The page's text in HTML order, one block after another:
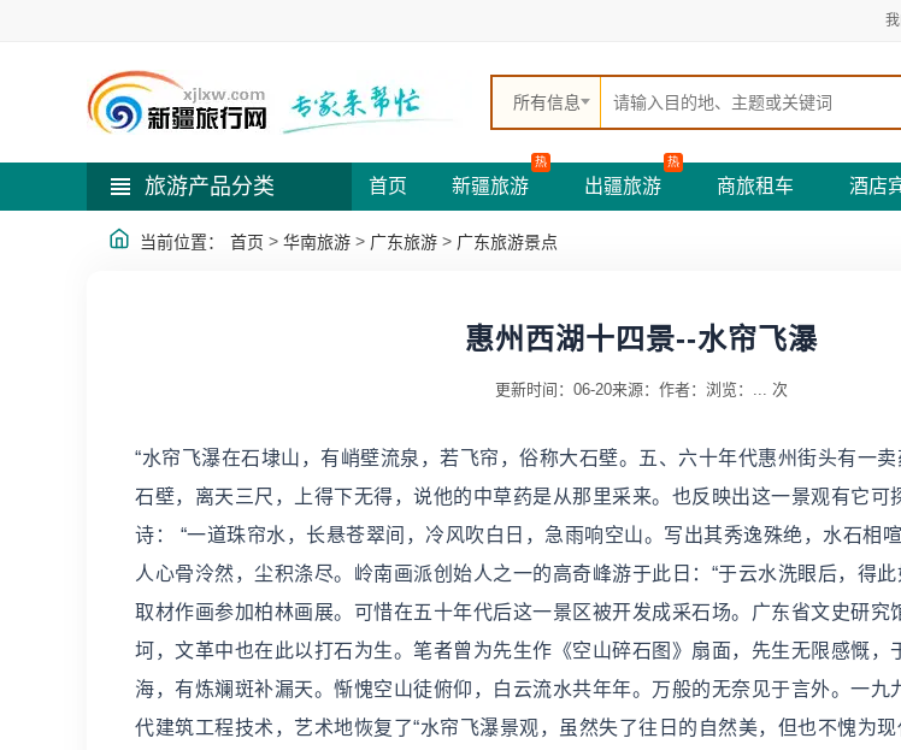
所有信息
旅游产品分类 首页 新疆旅游
热
出疆旅游
热
商旅租车 酒店
当前位置： 首页 > 华南旅游 > 广东旅游 > 广东旅游景点
惠州西湖十四景--水帘飞瀑
更新时间：06-20来源： 作者： 浏览： ... 次
“水帘飞瀑在石埭山，有峭壁流泉，若飞帘，俗称大石壁。五、六十年代惠州街头有一
石壁，离天三尺，上得下无得，说他的中草药是从那里采来。也反映出这一景观有它可
诗： “一道珠帘水，长悬苍翠间，冷风吹白日，急雨响空山。写出其秀逸殊绝，水石相
人心骨泠然，尘积涤尽。岭南画派创始人之一的高奇峰游于此日：“于云水洗眼后，得
取材作画参加柏林画展。可惜在五十年代后这一景区被开发成采石场。广东省文史研究
坷，文革中也在此以打石为生。笔者曾为先生作《空山碎石图》扇面，先生无限感慨，
海，有炼斓斑补漏天。惭愧空山徒俯仰，白云流水共年年。万般的无奈见于言外。一九
代建筑工程技术，艺术地恢复了“水帘飞瀑景观，虽然失了往日的自然美，但也不愧为现